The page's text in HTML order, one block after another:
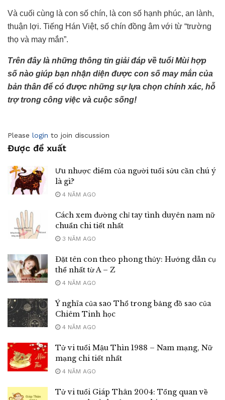
Và cuối cùng là con số chín, là con số hạnh phúc, an lành,
thuận lợi. Tiếng Hán Việt, số chín đồng âm với từ “trường
thọ và may mắn”.
Trên đây là những thông tin giải đáp về tuổi Mùi hợp
số nào giúp bạn nhận diện được con số may mắn của
bản thân để có được những sự lựa chọn chính xác, hỗ
trợ trong công việc và cuộc sống!
Please login to join discussion
Được đề xuất
Ưu nhược điểm của người tuổi sửu cần chú ý
là gì?
4 NĂM AGO
Cách xem đường chỉ tay tình duyên nam nữ
chuẩn chi tiết nhất
3 NĂM AGO
Đặt tên con theo phong thủy: Hướng dẫn cụ
thể nhất từ A – Z
4 NĂM AGO
Ý nghĩa của sao Thổ trong bảng đồ sao của
Chiêm Tinh học
4 NĂM AGO
Tử vi tuổi Mậu Thìn 1988 – Nam mạng, Nữ
mạng chi tiết nhất
4 NĂM AGO
Tử vi tuổi Giáp Thân 2004: Tổng quan về